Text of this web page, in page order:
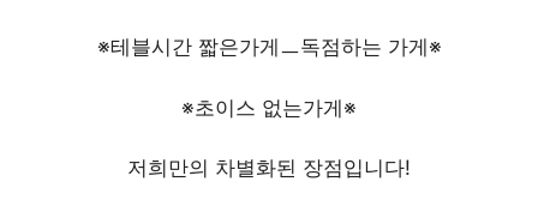
※테블시간 짧은가게ㅡ독점하는 가게※
※초이스 없는가게※
저희만의 차별화된 장점입니다!